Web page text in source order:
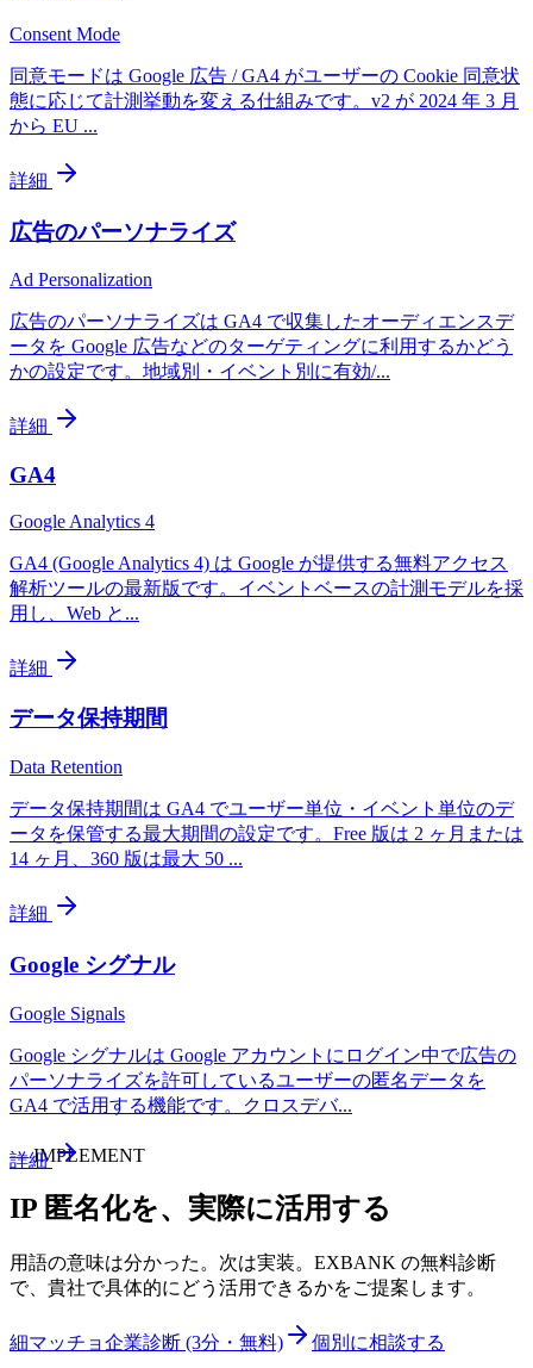
Consent Mode
同意モードは Google 広告 / GA4 がユーザーの Cookie 同意状
態に応じて計測挙動を変える仕組みです。v2 が 2024 年 3 月
から EU ...
詳細
広告のパーソナライズ
Ad Personalization
広告のパーソナライズは GA4 で収集したオーディエンスデ
ータを Google 広告などのターゲティングに利用するかどう
かの設定です。地域別・イベント別に有効/...
詳細
GA4
Google Analytics 4
GA4 (Google Analytics 4) は Google が提供する無料アクセス
解析ツールの最新版です。イベントベースの計測モデルを採
用し、Web と ...
詳細
データ保持期間
Data Retention
データ保持期間は GA4 でユーザー単位・イベント単位のデ
ータを保管する最大期間の設定です。Free 版は 2 ヶ月または
14 ヶ月、360 版は最大 50 ...
詳細
Google シグナル
Google Signals
Google シグナルは Google アカウントにログイン中で広告の
パーソナライズを許可しているユーザーの匿名データを
GA4 で活用する機能です。クロスデバ...
詳細
—IMPLEMENT
IP 匿名化を、実際に活用する
用語の意味は分かった。次は実装。EXBANK の無料診断
で、貴社で具体的にどう活用できるかをご提案します。
細マッチョ企業診断 (3分・無料) 個別に相談する